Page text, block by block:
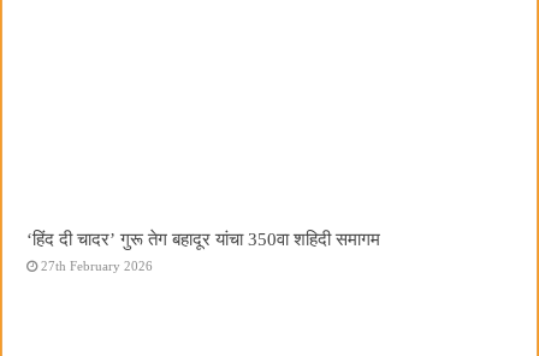
‘हिंद दी चादर’ गुरू तेग बहादूर यांचा 350वा शहिदी समागम
27th February 2026